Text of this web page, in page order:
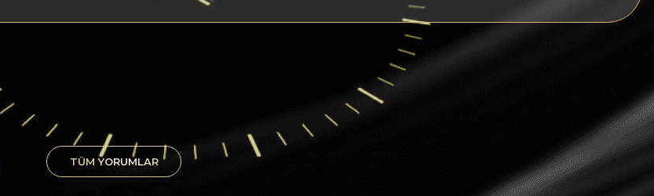
Notcoin (NOT)
BNB BEP20
Stellar
TÜM YORUMLAR